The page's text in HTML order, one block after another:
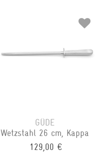
GÜDE
Wetzstahl 26 cm, Kappa
129,00 €